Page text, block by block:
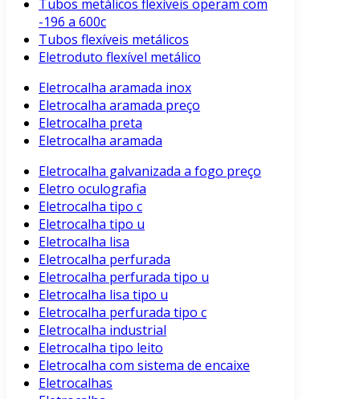
Tubos metálicos flexíveis operam com
-196 a 600c
Tubos flexíveis metálicos
Eletroduto flexível metálico
Eletrocalha aramada inox
Eletrocalha aramada preço
Eletrocalha preta
Eletrocalha aramada
Eletrocalha galvanizada a fogo preço
Eletro oculografia
Eletrocalha tipo c
Eletrocalha tipo u
Eletrocalha lisa
Eletrocalha perfurada
Eletrocalha perfurada tipo u
Eletrocalha lisa tipo u
Eletrocalha perfurada tipo c
Eletrocalha industrial
Eletrocalha tipo leito
Eletrocalha com sistema de encaixe
Eletrocalhas